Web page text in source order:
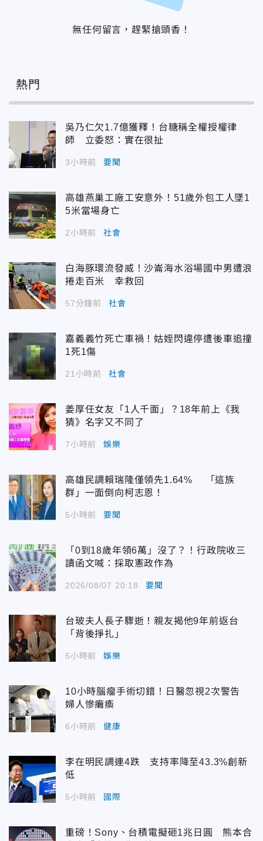
無任何留言，趕緊搶頭香！
熱門
吳乃仁欠1.7億獲釋！台糖稱全權授權律
師 立委怒：實在很扯
3小時前 要聞
高雄燕巢工廠工安意外！51歲外包工人墜1
5米當場身亡
2小時前 社會
白海豚環流發威！沙崙海水浴場國中男遭浪
捲走百米 幸救回
57分鐘前 社會
嘉義義竹死亡車禍！姑姪閃違停遭後車追撞
1死1傷
21小時前 社會
姜厚任女友「1人千面」？18年前上《我
猜》名字又不同了
7小時前 娛樂
高雄民調賴瑞隆僅領先1.64% 「這族
群」一面倒向柯志恩！
5小時前 要聞
「0到18歲年領6萬」沒了？！行政院收三
讀函文喊：採取憲政作為
2026/08/07 20:18 要聞
台玻夫人長子驟逝！親友揭他9年前返台
「背後掙扎」
5小時前 娛樂
10小時腦瘤手術切錯！日醫忽視2次警告
婦人慘癱瘓
6小時前 健康
李在明民調連4跌 支持率降至43.3%創新
低
5小時前 國際
重磅！Sony、台積電擬砸1兆日圓 熊本合